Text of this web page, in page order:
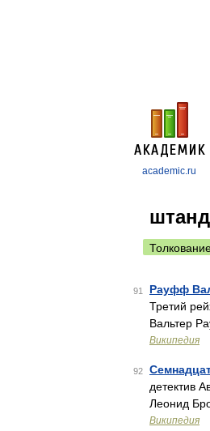
academic.ru
91 Рауфф
Третий
Вальтер
Википедия
92
детектив
Леонид
Википедия